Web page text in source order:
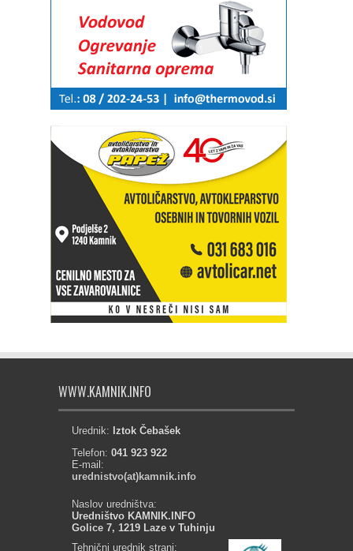
WWW.KAMNIK.INFO
Urednik: Iztok Čebašek
Telefon: 041 923 922
E-mail:
urednistvo(at)kamnik.info
Naslov uredništva:
Uredništvo KAMNIK.INFO
Golice 7, 1219 Laze v Tuhinju
Tehnični urednik strani: